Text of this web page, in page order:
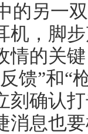
的另一
机，脚
情的关
馈”和“
刻确认
消息也